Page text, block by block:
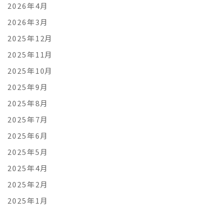
2026年4月
2026年3月
2025年12月
2025年11月
2025年10月
2025年9月
2025年8月
2025年7月
2025年6月
2025年5月
2025年4月
2025年2月
2025年1月